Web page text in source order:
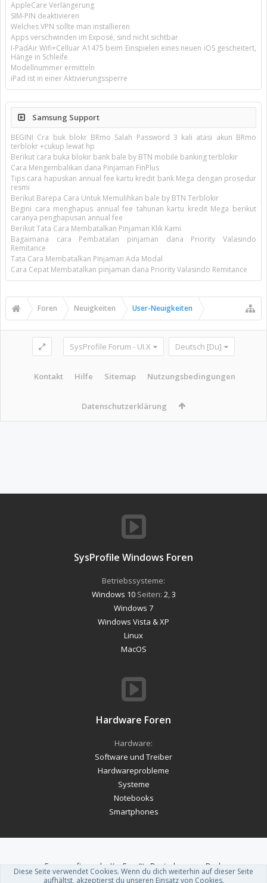
AppleCare Verlängerung
SIM-PIN deaktivieren
Welches VPN sollte man installieren
Apps verschwinden im Exposé, sind nicht sichtbar
I-PadAir Wifi+Celluar A1475 beim Einspielen eines neuen iOS gescheitert,
Hänge in Schleife
Modellnummer ermitteln
iPad ist in einer Aktivierungssperre
Samsung Support
BEGINI Cra buk blokr BRmo Salah Password 3 kali atasi akun BRmo
terblokr +cukup lewat hp
Berikut cara buka blokir bank bale by BTN mobile banking terblokir
Cara Mengembalikan dana Pinjaman FinPlus
Tips cara hapuskan annual fee kartu kredit bank Mega dengan prosedur
resmi
Berikut Barepa Cara Untuk Memulihkan bale by BTN Terblokir
Begini cara menghapus annual fee tahunan kartu kredit Mega berikut
caranya penghapusan annual fee
Berikut Tata Cara Membatalkan Pinjaman Klik Kami
Bagaimana cara Pembatalan pinjaman dana Priority Valasindo
Remitance
Tata Cara Membatalkan Pinjaman Ada Modal
Cara Cepat Membatalkan pinjaman dana Priority Valasindo Remitance
Foren Neuigkeiten User-Neuigkeiten
SysProfile Forum - UI.X Deutsch [Du]
Kontakt Hilfe Sitemap Nutzungsbedingungen
Datenschutzerklärung
SysProfile Windows Foren
Betriebssysteme:
Windows 10Seiten: 2 3
Windows 7
Windows Vista & XP
Linux
MacOS
Hardware Foren
Hardware:
Software und Treiber
Hardwareprobleme
Systeme
Notebooks
Smartphones
Forum software by XenForo™-Deutsch von xenDach
Theme designed byThemeHouse .
Diese Seite verwendet Cookies. Wenn du dich weiterhin auf dieser Seite
aufhältst, akzeptierst du unseren Einsatz von Cookies.